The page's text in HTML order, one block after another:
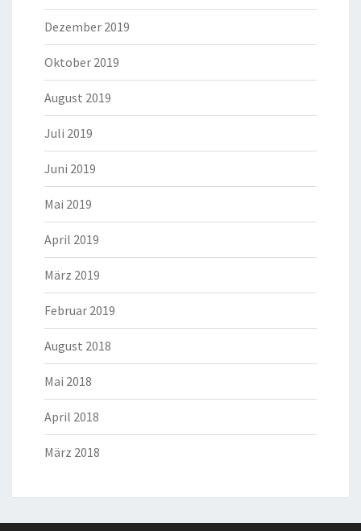
Dezember 2019
Oktober 2019
August 2019
Juli 2019
Juni 2019
Mai 2019
April 2019
März 2019
Februar 2019
August 2018
Mai 2018
April 2018
März 2018